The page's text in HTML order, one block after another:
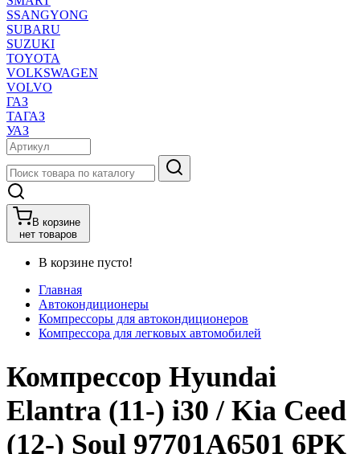
SSANGYONG
SUBARU
SUZUKI
TOYOTA
VOLKSWAGEN
VOLVO
ГАЗ
ТАГАЗ
УАЗ
В корзине
нет товаров
В корзине пусто!
Главная
Автокондиционеры
Компрессоры для автокондиционеров
Компрессора для легковых автомобилей
Компрессор Hyundai
Elantra (11-) i30 / Kia Ceed
(12-) Soul 97701A6501 6PK